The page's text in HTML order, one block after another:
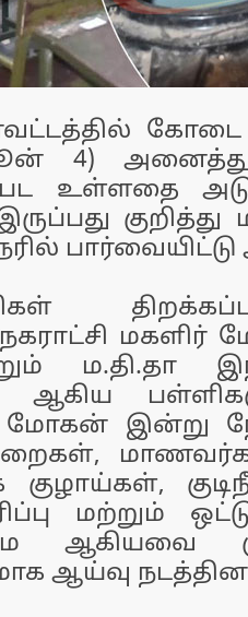
கோடை
4)
உள்ளதை
பார்வையிட்டு
மகளிர்
ம.தி.தா
ஆகிய
இன்று
குழாய்கள்,
மற்றும்
ஆகியவை
ஆய்வு